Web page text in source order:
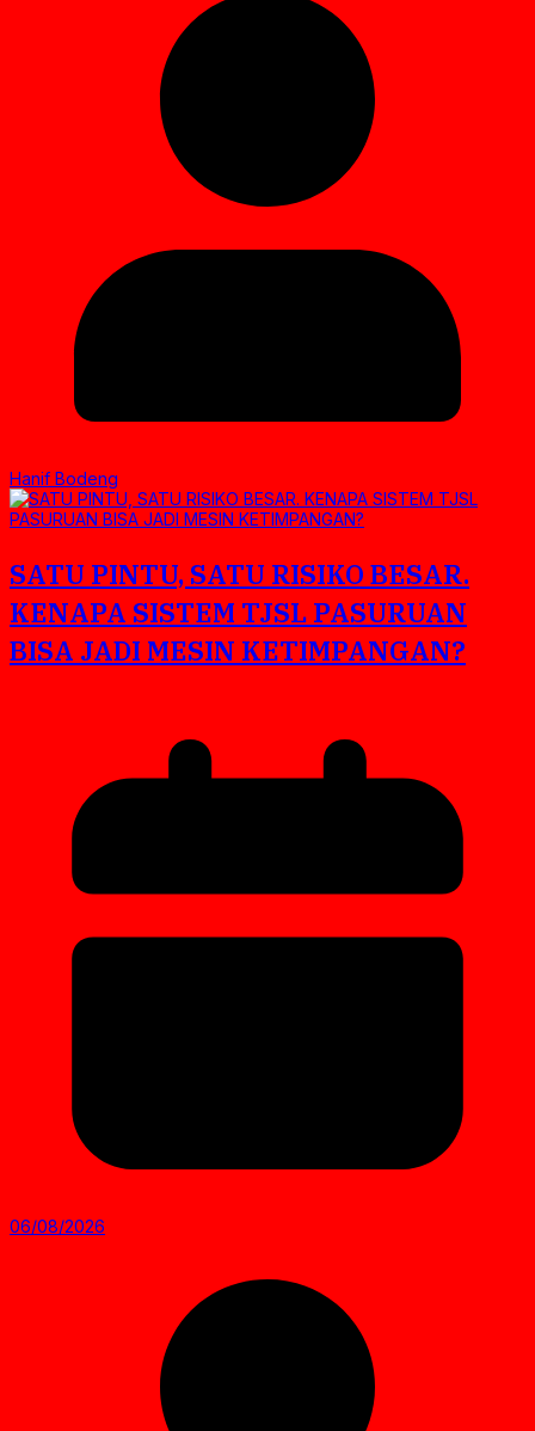
Hanif Bodeng
SATU PINTU, SATU RISIKO BESAR.
KENAPA SISTEM TJSL PASURUAN
BISA JADI MESIN KETIMPANGAN?
06/08/2026